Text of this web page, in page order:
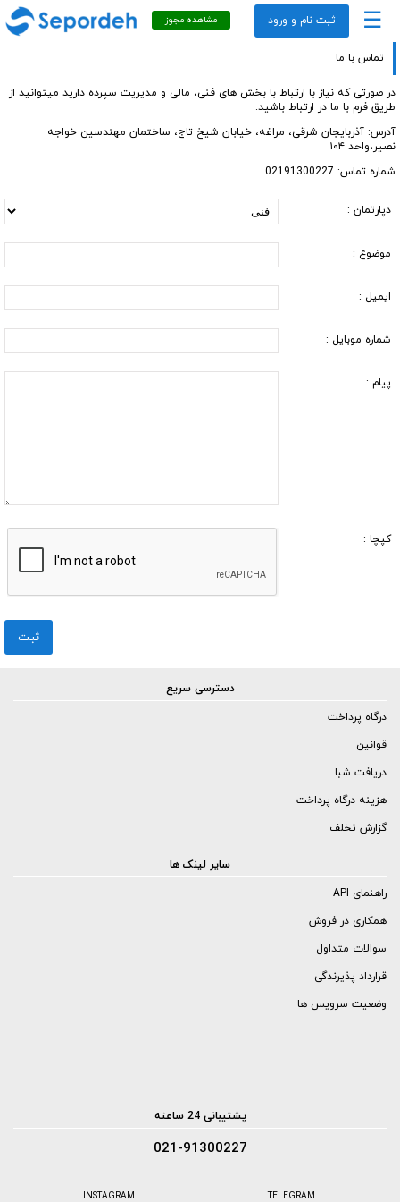
☰ ثبت نام و ورود مشاهده مجوز
تماس با ما
در صورتی که نیاز با ارتباط با بخش های فنی، مالی و مدیریت سپرده دارید میتوانید از
طریق فرم با ما در ارتباط باشید.
آدرس: آذربایجان شرقی، مراغه، خیابان شیخ تاج، ساختمان مهندسین خواجه
نصیر،واحد ۱۰۴
شماره تماس: 02191300227
دپارتمان :
موضوع :
ایمیل :
شماره موبایل :
پیام :
کپچا :
دسترسی سریع
درگاه پرداخت
قوانین
دریافت شبا
هزینه درگاه پرداخت
گزارش تخلف
سایر لینک ها
راهنمای API
همکاری در فروش
سوالات متداول
قرارداد پذیرندگی
وضعیت سرویس ها
پشتیبانی 24 ساعته
021-91300227
TELEGRAM
INSTAGRAM